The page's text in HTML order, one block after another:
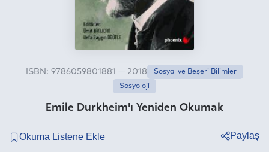
Emile Durkheim'ı Yeniden Okumak
ISBN: 9786059801881 — 2018
Sosyal ve Beşeri Bilimler
Sosyoloji
Paylaş